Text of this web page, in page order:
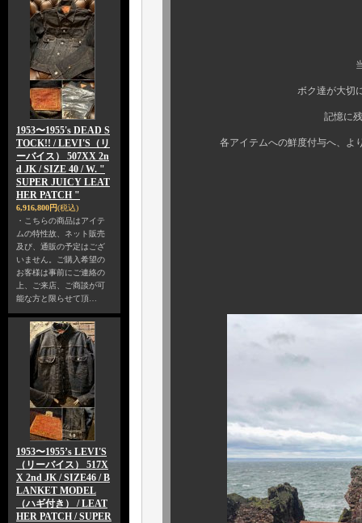
1953〜1955's DEAD S
TOCK!! / LEVI'S（リ
ーバイス） 507XX 2n
d JK / SIZE 40 / W. "
SUPER JUICY LEAT
HER PATCH "
6,916,800円(税込)
・こちらの商品はアイテ
ムの特性故、ネット販売
及び、通販の予定はござ
いません。ご購入希望の
お客様は事前にご連絡の
上、ご来店、ご商談が可
能な方と限らせて頂…
1953〜1955’s LEVI'S
（リーバイス） 517X
X 2nd JK / SIZE46 / B
LANKET MODEL
（ハギ付き） / LEAT
HER PATCH / SUPER
当該アイテムの入手
ボク達が大切にしている、
記憶に残るディスプレイ
各アイテムへの鮮度付与へ、より一